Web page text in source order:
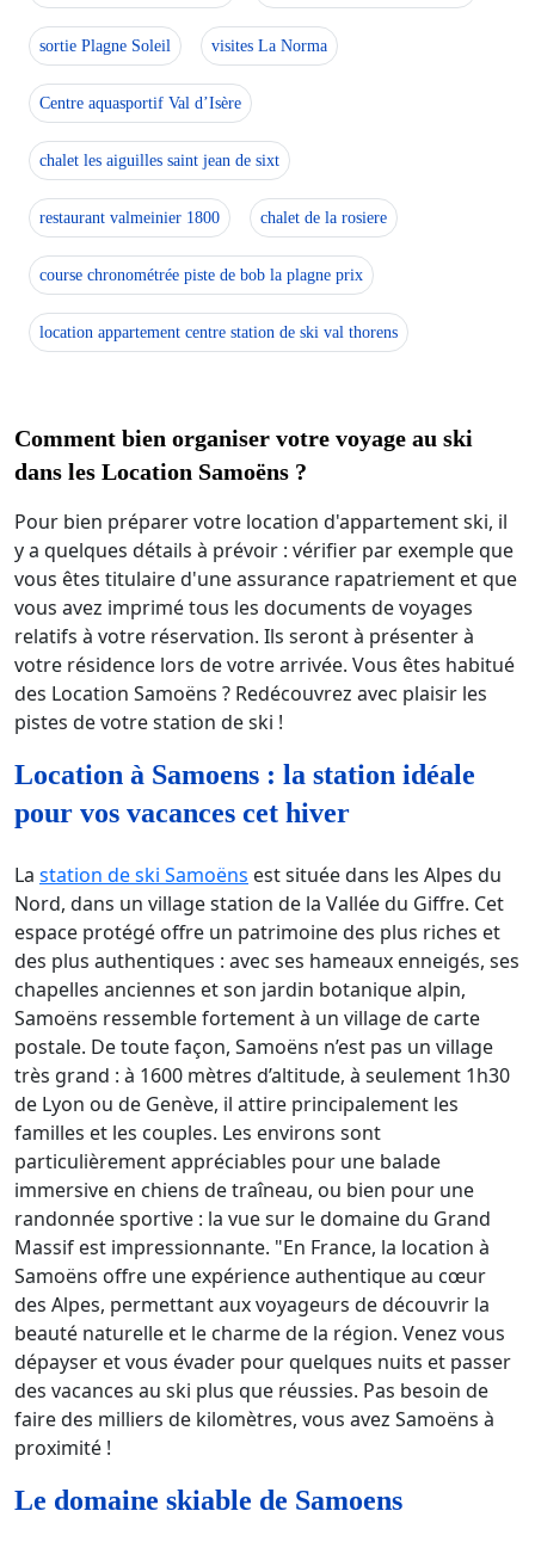
sortie Plagne Soleil visites La Norma
Centre aquasportif Val d’Isère
chalet les aiguilles saint jean de sixt
restaurant valmeinier 1800 chalet de la rosiere
course chronométrée piste de bob la plagne prix
location appartement centre station de ski val thorens
Comment bien organiser votre voyage au ski
dans les Location Samoëns ?
Pour bien préparer votre location d'appartement ski, il
y a quelques détails à prévoir : vérifier par exemple que
vous êtes titulaire d'une assurance rapatriement et que
vous avez imprimé tous les documents de voyages
relatifs à votre réservation. Ils seront à présenter à
votre résidence lors de votre arrivée. Vous êtes habitué
des Location Samoëns ? Redécouvrez avec plaisir les
pistes de votre station de ski !
Location à Samoens : la station idéale
pour vos vacances cet hiver
La station de ski Samoëns est située dans les Alpes du
Nord, dans un village station de la Vallée du Giffre. Cet
espace protégé offre un patrimoine des plus riches et
des plus authentiques : avec ses hameaux enneigés, ses
chapelles anciennes et son jardin botanique alpin,
Samoëns ressemble fortement à un village de carte
postale. De toute façon, Samoëns n’est pas un village
très grand : à 1600 mètres d’altitude, à seulement 1h30
de Lyon ou de Genève, il attire principalement les
familles et les couples. Les environs sont
particulièrement appréciables pour une balade
immersive en chiens de traîneau, ou bien pour une
randonnée sportive : la vue sur le domaine du Grand
Massif est impressionnante. "En France, la location à
Samoëns offre une expérience authentique au cœur
des Alpes, permettant aux voyageurs de découvrir la
beauté naturelle et le charme de la région. Venez vous
dépayser et vous évader pour quelques nuits et passer
des vacances au ski plus que réussies. Pas besoin de
faire des milliers de kilomètres, vous avez Samoëns à
proximité !
Le domaine skiable de Samoens